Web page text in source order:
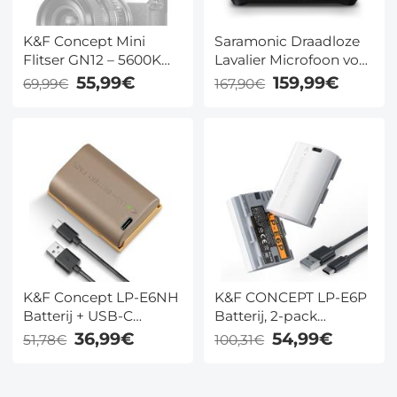
K&F Concept Mini
Flitser GN12 – 5600K
Kleur, 2000mAh
(Canon, Fuji, Sony,
Nikon)
69,99€ 55,99€
Saramonic Draadloze
Lavalier Microfoon voor
Smartphone Camera
167,90€ 159,99€
K&F Concept LP-E6NH
Batterij + USB-C
Camera Acculader –
Compatibel met
51,78€ 36,99€
K&F CONCEPT LP-E6P
Batterij, 2-pack
2520mAh USB-C R6
Mark III Batterij
100,31€ 54,99€